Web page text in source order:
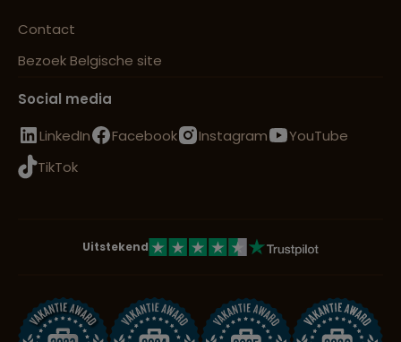
Contact
Bezoek Belgische site
Social media
LinkedIn
Facebook Instagram
YouTube
TikTok
Uitstekend